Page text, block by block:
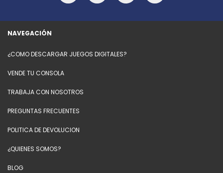
NAVEGACIÓN
¿COMO DESCARGAR JUEGOS DIGITALES?
VENDE TU CONSOLA
TRABAJA CON NOSOTROS
PREGUNTAS FRECUENTES
POLITICA DE DEVOLUCION
¿QUIENES SOMOS?
BLOG